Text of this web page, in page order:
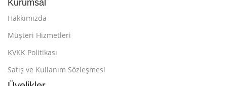
Kurumsal
Hakkımızda
Müşteri Hizmetleri
KVKK Politikası
Satış ve Kullanım Sözleşmesi